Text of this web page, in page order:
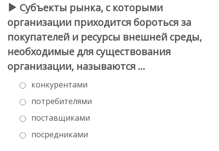
Субъекты рынка, с которыми
организации приходится бороться за
покупателей и ресурсы внешней среды,
необходимые для существования
организации, называются …
конкурентами
потребителями
поставщиками
посредниками